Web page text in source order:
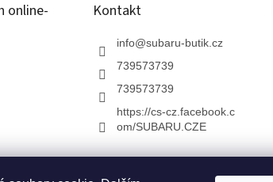
online- Kontakt
info@subaru-butik.cz
739573739
739573739
https://cs-cz.facebook.c
om/SUBARU.CZE